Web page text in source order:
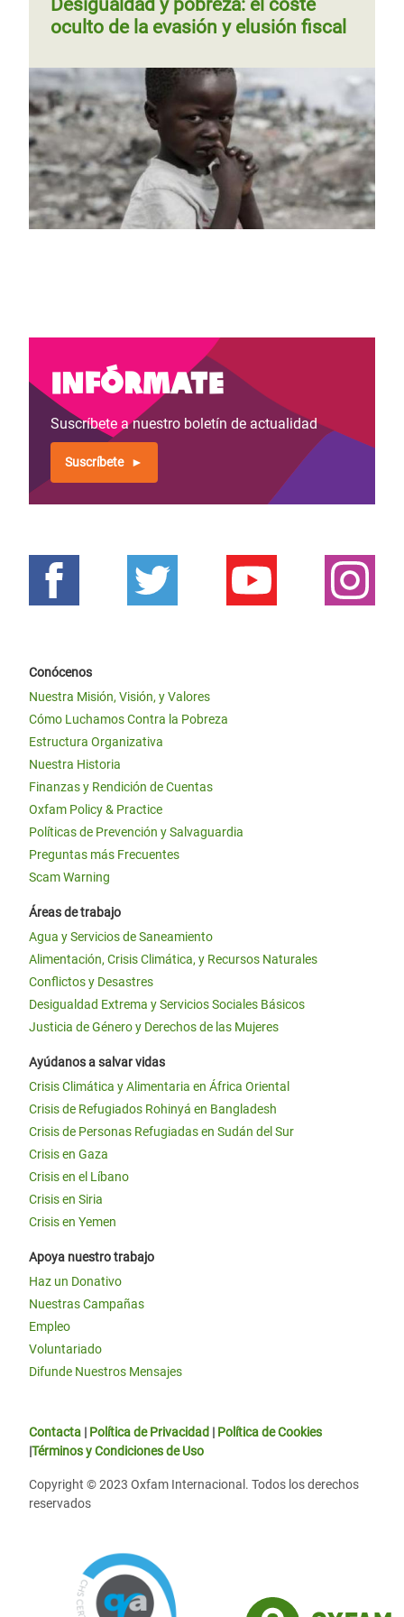
Paginación Página 1
Siguiente
página
››
Paginación
Página
anterior
Página 2Siguiente
página
››
Desigualdad y pobreza: el coste
oculto de la evasión y elusión fiscal
Infórmate
Suscríbete a nuestro boletín de actualidad
Suscríbete
Conócenos
Nuestra Misión, Visión, y Valores
Cómo Luchamos Contra la Pobreza
Estructura Organizativa
Nuestra Historia
Finanzas y Rendición de Cuentas
Oxfam Policy & Practice
Políticas de Prevención y Salvaguardia
Preguntas más Frecuentes
Scam Warning
Áreas de trabajo
Agua y Servicios de Saneamiento
Alimentación, Crisis Climática, y Recursos Naturales
Conflictos y Desastres
Desigualdad Extrema y Servicios Sociales Básicos
Justicia de Género y Derechos de las Mujeres
Ayúdanos a salvar vidas
Crisis Climática y Alimentaria en África Oriental
Crisis de Refugiados Rohinyá en Bangladesh
Crisis de Personas Refugiadas en Sudán del Sur
Crisis en Gaza
Crisis en el Líbano
Crisis en Siria
Crisis en Yemen
Apoya nuestro trabajo
Haz un Donativo
Nuestras Campañas
Empleo
Voluntariado
Difunde Nuestros Mensajes
Contacta | Política de Privacidad | Política de Cookies
|Términos y Condiciones de Uso
Copyright © 2023 Oxfam Internacional. Todos los derechos
reservados